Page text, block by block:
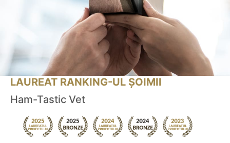
LAUREAT RANKING-UL ȘOIMII
Ham-Tastic Vet